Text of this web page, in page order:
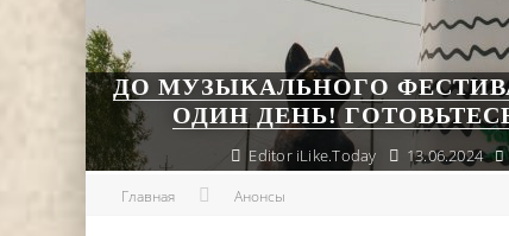
ДО МУЗЫКАЛЬНОГО
ОДИН ДЕНЬ!
Editor iLike.Today 13.06.2024
Главная Анонсы